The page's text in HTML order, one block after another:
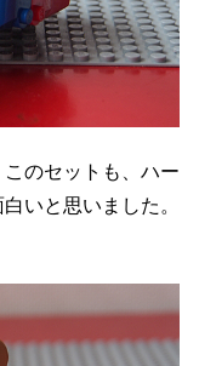
のセットも、ハー
いと思いました。